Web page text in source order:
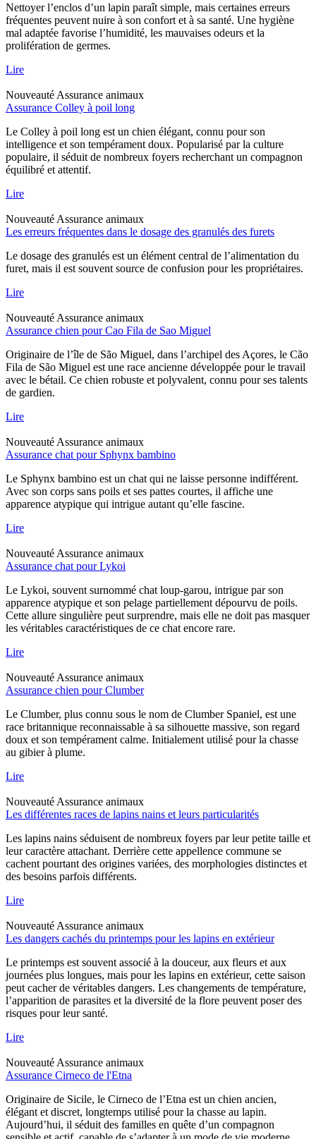
Nettoyer l’enclos d’un lapin paraît simple, mais certaines erreurs
fréquentes peuvent nuire à son confort et à sa santé. Une hygiène
mal adaptée favorise l’humidité, les mauvaises odeurs et la
prolifération de germes.
Lire
Nouveauté Assurance animaux
Assurance Colley à poil long
Le Colley à poil long est un chien élégant, connu pour son
intelligence et son tempérament doux. Popularisé par la culture
populaire, il séduit de nombreux foyers recherchant un compagnon
équilibré et attentif.
Lire
Nouveauté Assurance animaux
Les erreurs fréquentes dans le dosage des granulés des furets
Le dosage des granulés est un élément central de l’alimentation du
furet, mais il est souvent source de confusion pour les propriétaires.
Lire
Nouveauté Assurance animaux
Assurance chien pour Cao Fila de Sao Miguel
Originaire de l’île de São Miguel, dans l’archipel des Açores, le Cão
Fila de São Miguel est une race ancienne développée pour le travail
avec le bétail. Ce chien robuste et polyvalent, connu pour ses talents
de gardien.
Lire
Nouveauté Assurance animaux
Assurance chat pour Sphynx bambino
Le Sphynx bambino est un chat qui ne laisse personne indifférent.
Avec son corps sans poils et ses pattes courtes, il affiche une
apparence atypique qui intrigue autant qu’elle fascine.
Lire
Nouveauté Assurance animaux
Assurance chat pour Lykoi
Le Lykoi, souvent surnommé chat loup-garou, intrigue par son
apparence atypique et son pelage partiellement dépourvu de poils.
Cette allure singulière peut surprendre, mais elle ne doit pas masquer
les véritables caractéristiques de ce chat encore rare.
Lire
Nouveauté Assurance animaux
Assurance chien pour Clumber
Le Clumber, plus connu sous le nom de Clumber Spaniel, est une
race britannique reconnaissable à sa silhouette massive, son regard
doux et son tempérament calme. Initialement utilisé pour la chasse
au gibier à plume.
Lire
Nouveauté Assurance animaux
Les différentes races de lapins nains et leurs particularités
Les lapins nains séduisent de nombreux foyers par leur petite taille et
leur caractère attachant. Derrière cette appellence commune se
cachent pourtant des origines variées, des morphologies distinctes et
des besoins parfois différents.
Lire
Nouveauté Assurance animaux
Les dangers cachés du printemps pour les lapins en extérieur
Le printemps est souvent associé à la douceur, aux fleurs et aux
journées plus longues, mais pour les lapins en extérieur, cette saison
peut cacher de véritables dangers. Les changements de température,
l’apparition de parasites et la diversité de la flore peuvent poser des
risques pour leur santé.
Lire
Nouveauté Assurance animaux
Assurance Cirneco de l'Etna
Originaire de Sicile, le Cirneco de l’Etna est un chien ancien,
élégant et discret, longtemps utilisé pour la chasse au lapin.
Aujourd’hui, il séduit des familles en quête d’un compagnon